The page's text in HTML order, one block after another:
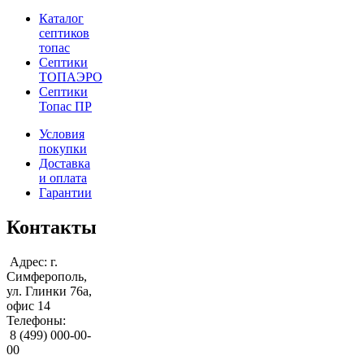
Каталог
септиков
топас
Септики
ТОПАЭРО
Септики
Топас ПР
Условия
покупки
Доставка
и оплата
Гарантии
Контакты
Адрес: г.
Симферополь,
ул. Глинки 76а,
офис 14
Телефоны:
8 (499) 000-00-
00